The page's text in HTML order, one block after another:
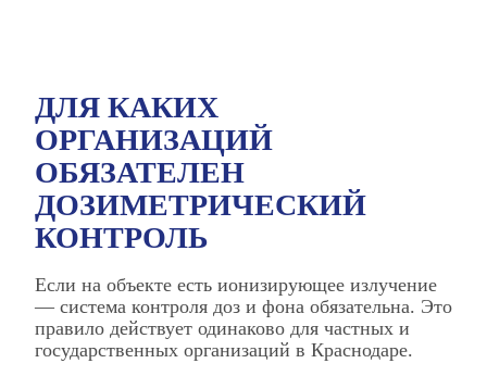
ДЛЯ КАКИХ
ОРГАНИЗАЦИЙ
ОБЯЗАТЕЛЕН
ДОЗИМЕТРИЧЕСКИЙ
КОНТРОЛЬ
Если на объекте есть ионизирующее излучение
— система контроля доз и фона обязательна. Это
правило действует одинаково для частных и
государственных организаций в Краснодаре.